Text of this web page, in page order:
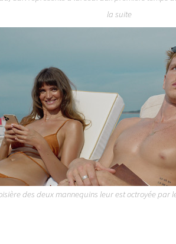
la suite
des deux mannequins leur est octroyée par